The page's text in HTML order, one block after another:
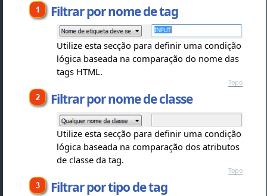
Filtrar por nome de tag
Utilize esta secção para definir uma condição
lógica baseada na comparação do nome das
tags HTML.
Topo
Filtrar por nome de classe
Utilize esta secção para definir uma condição
lógica baseada na comparação dos atributos
de classe da tag.
Topo
Filtrar por tipo de tag